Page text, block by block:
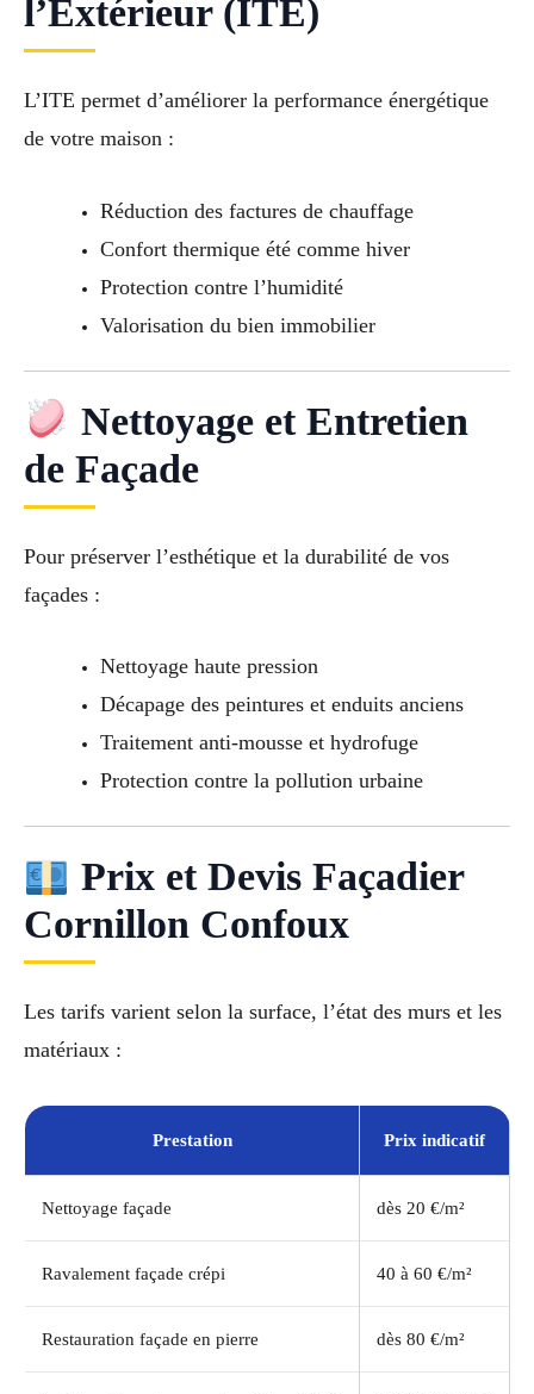
l’Extérieur (ITE)
L’ITE permet d’améliorer la performance énergétique
de votre maison :
Réduction des factures de chauffage
Confort thermique été comme hiver
Protection contre l’humidité
Valorisation du bien immobilier
Nettoyage et Entretien
de Façade
Pour préserver l’esthétique et la durabilité de vos
façades :
Nettoyage haute pression
Décapage des peintures et enduits anciens
Traitement anti-mousse et hydrofuge
Protection contre la pollution urbaine
Prix et Devis Façadier
Cornillon Confoux
Les tarifs varient selon la surface, l’état des murs et les
matériaux :
Prestation Prix indicatif
Nettoyage façade dès 20 €/m²
Ravalement façade crépi 40 à 60 €/m²
Restauration façade en pierre dès 80 €/m²